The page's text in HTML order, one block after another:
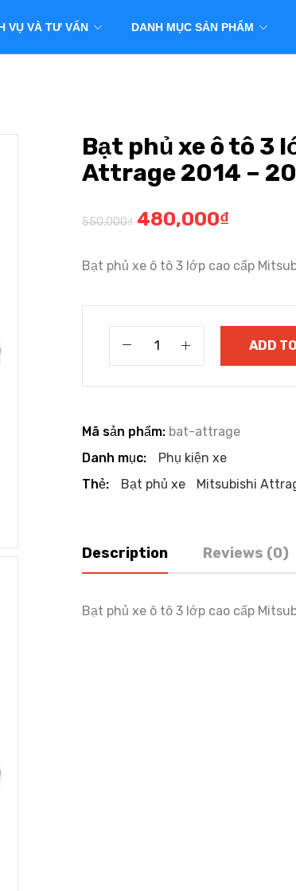
VỤ VÀ TƯ VẤN DANH MỤC SẢN PHẨM
Bạt phủ xe ô tô 3
Attrage 2014 –
550,000₫ 480,000₫
Bạt phủ xe ô tô 3 lớp cao cấp
ADD
Mã sản phẩm: bat-attrage
Danh mục:
Phụ kiện xe
Thẻ:
Bạt phủ xe Mitsubishi
Description Reviews (0)
Bạt phủ xe ô tô 3 lớp cao cấp